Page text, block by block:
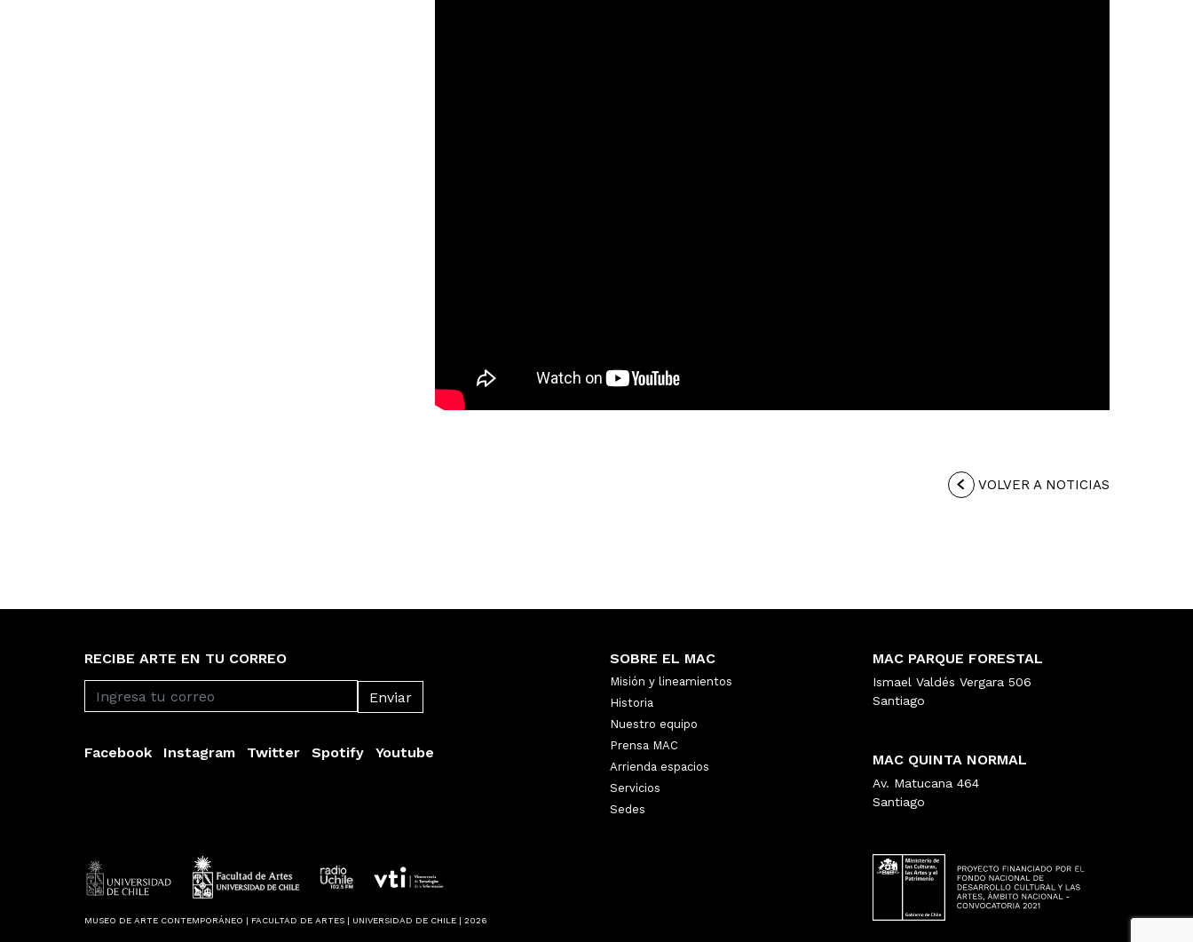
VOLVER A NOTICIAS
RECIBE ARTE EN TU CORREO
Facebook Instagram Twitter Spotify Youtube
MUSEO DE ARTE CONTEMPORÁNEO | FACULTAD DE ARTES | UNIVERSIDAD DE CHILE | 2026
SOBRE EL MAC
Misión y lineamientos
Historia
Nuestro equipo
Prensa MAC
Arrienda espacios
Servicios
Sedes
MAC PARQUE FORESTAL
Ismael Valdés Vergara 506
Santiago
MAC QUINTA NORMAL
Av. Matucana 464
Santiago